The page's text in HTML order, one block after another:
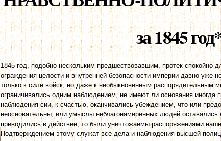
за 1845
1845 год, подобно нескольким предшествовавшим, протек спокойно
ограждения целости и внутренней безопасности империи давно уже
только к силе войск, но даже к необыкновенным распорядительным
ограничивались одним наблюдением, не имеют ли основания
наблюдения сии, к счастью, оканчивались убеждением, что или
неосновательны, или умыслы неблагонамеренных людей оставались
приводились в действие, то были уничтожаемы распоряжениями
Подтверждением этому служат все дела и наблюдения высшей